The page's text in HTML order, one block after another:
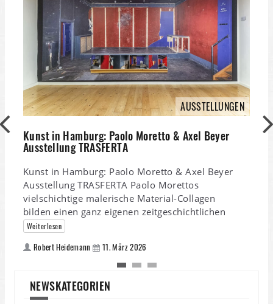
AUSSTELLUNGEN
Kunst in Hamburg: Paolo Moretto & Axel Beyer
Ausstellung TRASFERTA
Kunst in Hamburg: Paolo Moretto & Axel Beyer
Ausstellung TRASFERTA Paolo Morettos
vielschichtige malerische Material-Collagen
bilden einen ganz eigenen zeitgeschichtlichen
Weiterlesen
Robert Heidemann 11. März 2026
NEWSKATEGORIEN